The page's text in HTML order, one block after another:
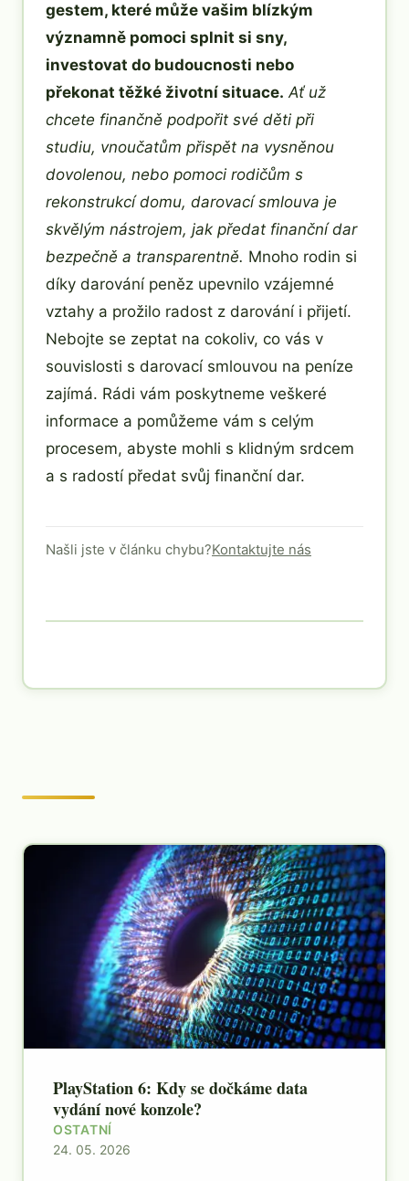
gestem, které může vašim blízkým
významně pomoci splnit si sny,
investovat do budoucnosti nebo
překonat těžké životní situace. Ať už
chcete finančně podpořit své děti při
studiu, vnoučatům přispět na vysněnou
dovolenou, nebo pomoci rodičům s
rekonstrukcí domu, darovací smlouva je
skvělým nástrojem, jak předat finanční dar
bezpečně a transparentně. Mnoho rodin si
díky darování peněz upevnilo vzájemné
vztahy a prožilo radost z darování i přijetí.
Nebojte se zeptat na cokoliv, co vás v
souvislosti s darovací smlouvou na peníze
zajímá. Rádi vám poskytneme veškeré
informace a pomůžeme vám s celým
procesem, abyste mohli s klidným srdcem
a s radostí předat svůj finanční dar.
Našli jste v článku chybu?Kontaktujte nás
PlayStation 6: Kdy se dočkáme data
vydání nové konzole?
OSTATNÍ
24. 05. 2026